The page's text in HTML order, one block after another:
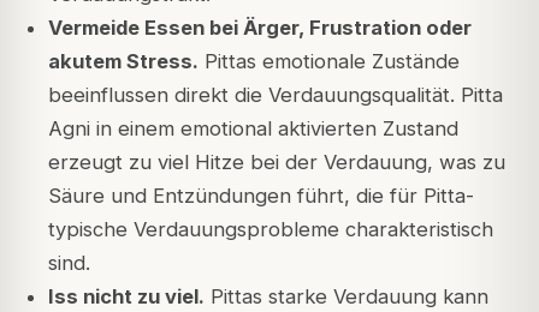
Vermeide Essen bei Ärger, Frustration oder
akutem Stress. Pittas emotionale Zustände
beeinflussen direkt die Verdauungsqualität. Pitta
Agni in einem emotional aktivierten Zustand
erzeugt zu viel Hitze bei der Verdauung, was zu
Säure und Entzündungen führt, die für Pitta-
typische Verdauungsprobleme charakteristisch
sind.
Iss nicht zu viel. Pittas starke Verdauung kann